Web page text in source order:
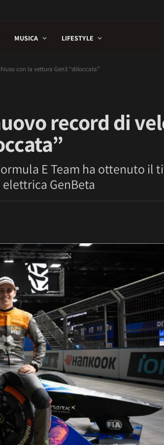
MUSICA LIFESTYLE
con la vettura Gen3 “sbloccata”
record di
E Team ha ottenuto il
elettrica GenBeta